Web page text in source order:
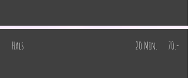
Hals 20 Min. 70.-